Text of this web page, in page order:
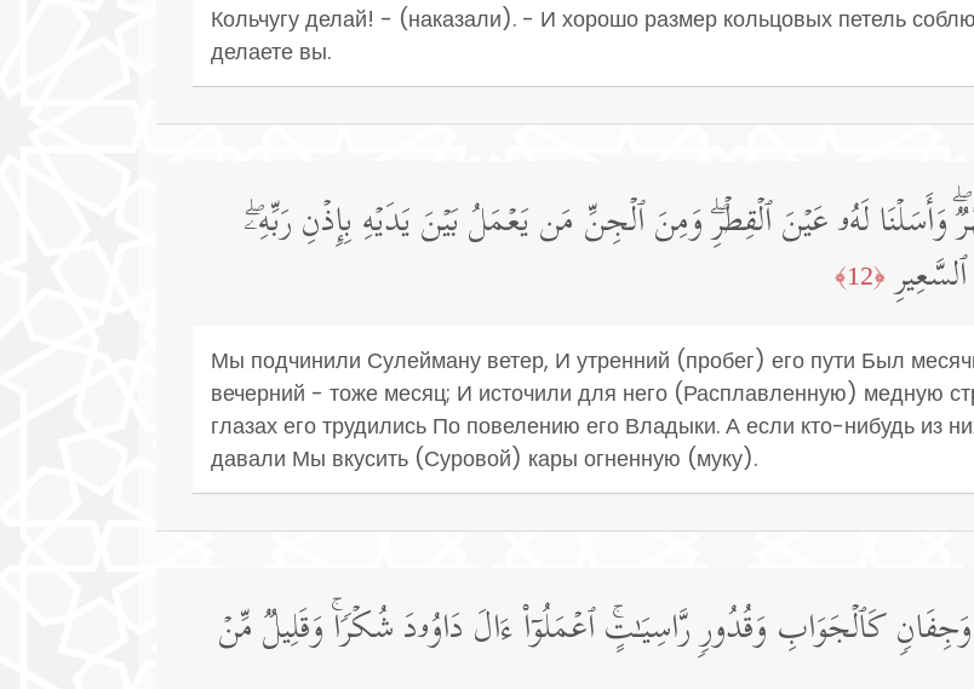
Кольчугу делай! - (наказали). - И хорошо размер кольцовых петель
делаете вы.
لَهُۥ عَیۡنَ ٱلۡقِطۡرِۖ وَمِنَ ٱلۡجِنِّ مَن یَعۡمَلُ بَیۡنَ یَدَیۡهِ بِإِذۡنِ رَبِّهِۦۖ
﴿12﴾
Мы подчинили Сулейману ветер, И утренний (пробег) его пути Был
вечерний - тоже месяц; И источили для него (Расплавленную) медную
глазах его трудились По повелению его Владыки. А если кто-нибудь из
давали Мы вкусить (Суровой) кары огненную (муку).
كَٱلۡجَوَابِ وَقُدُورࣲ رَّاسِیَـٰتٍۚ ٱعۡمَلُوۤا۟ ءَالَ دَاوُۥدَ شُكۡرࣰاۚ وَقَلِیلࣱ مِّنۡ